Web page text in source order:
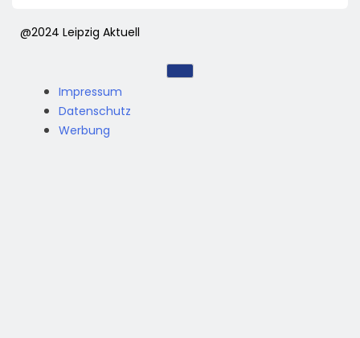
@2024 Leipzig Aktuell
Impressum
Datenschutz
Werbung